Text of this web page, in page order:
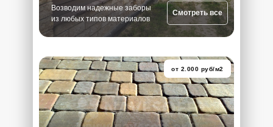
от 2.000 руб/м2
Возводим надежные заборы
из любых типов материалов
Смотреть все